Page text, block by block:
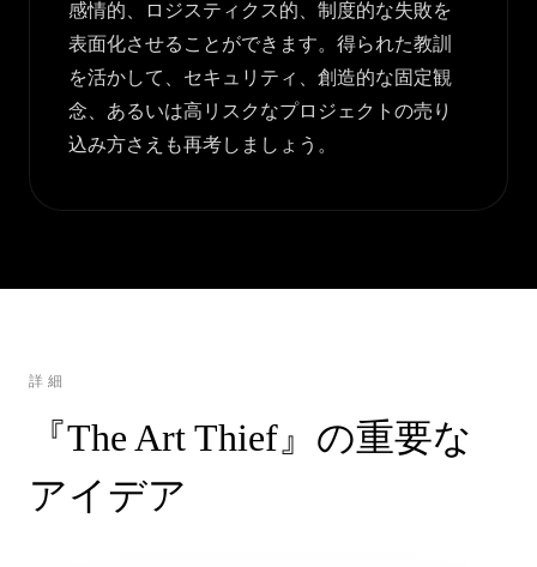
感情的、ロジスティクス的、制度的な失敗を
表面化させることができます。得られた教訓
を活かして、セキュリティ、創造的な固定観
念、あるいは高リスクなプロジェクトの売り
込み方さえも再考しましょう。
詳細
『The Art Thief』の重要な
アイデア